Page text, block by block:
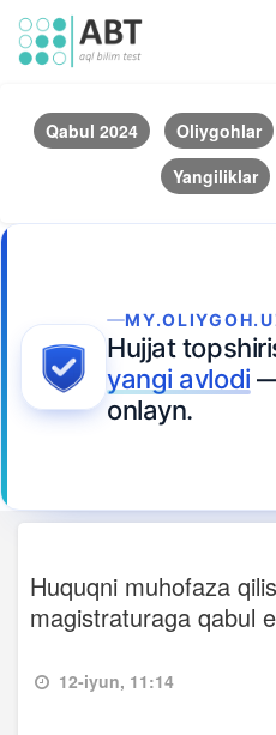
Qabul 2024 Oliygohlar
Yangiliklar
Hujjat
yangi avlodi
onlayn.
Huquqni muhofaza
magistraturaga qabul
12-iyun, 11:14